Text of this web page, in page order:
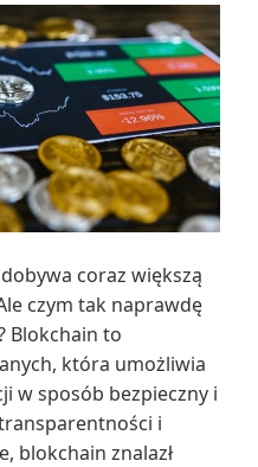
coraz większą
czym tak naprawdę
Blokchain to
która umożliwia
w sposób bezpieczny i
i
blokchain znalazł